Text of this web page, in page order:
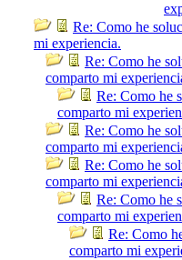
Re: Como he
mi experiencia.
Re: Como he
comparto mi
Re: Como he
comparto mi
Re: Como he
comparto mi
Re: Como he
comparto mi
Re: Como he
comparto mi
Re: Como
comparto mi